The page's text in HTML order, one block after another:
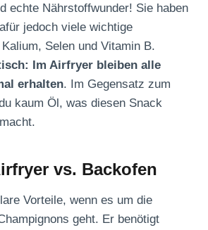
echte Nährstoffwunder! Sie haben
jedoch viele wichtige
Selen und Vitamin B.
Im Airfryer bleiben alle
erhalten. Im Gegensatz zum
kaum Öl, was diesen Snack
vs. Backofen
Vorteile, wenn es um die
geht. Er benötigt